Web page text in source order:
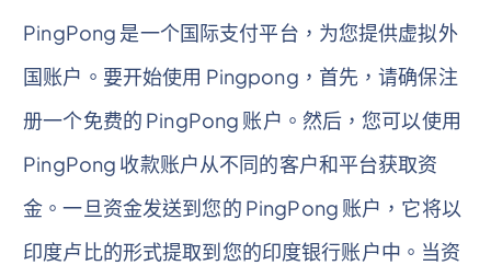
PingPong 是一个国际支付平台，为您提供虚拟外
国账户。要开始使用 Pingpong，首先，请确保注
册一个免费的 PingPong 账户。然后，您可以使用
PingPong 收款账户从不同的客户和平台获取资
金。一旦资金发送到您的 PingPong 账户，它将以
印度卢比的形式提取到您的印度银行账户中。当资